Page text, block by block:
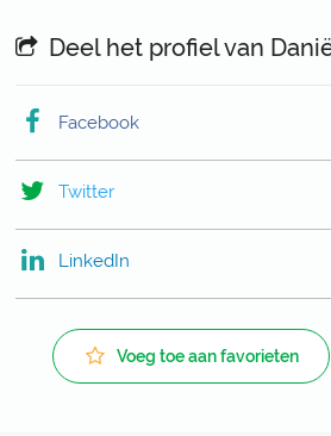
Deel het profiel van
Facebook
Twitter
LinkedIn
Voeg toe aan favorieten